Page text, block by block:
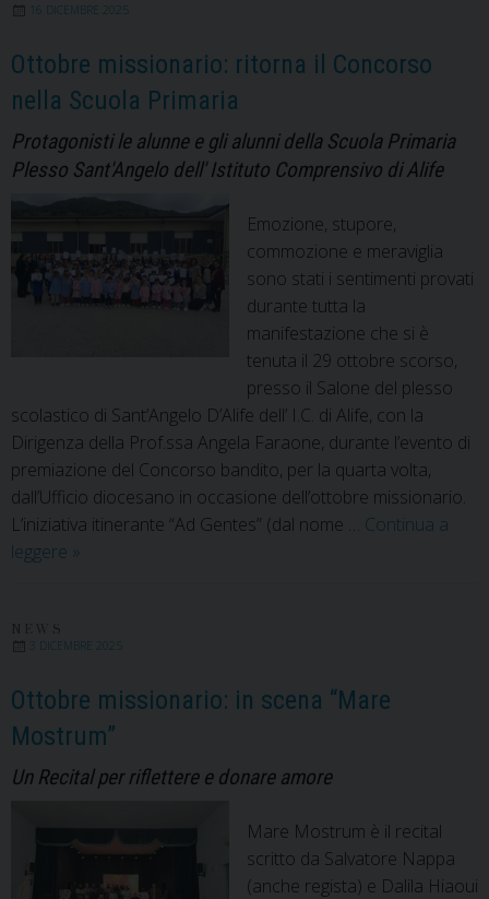
missionario
fra
la
sua
gente”
16 DICEMBRE 2025
Ottobre missionario: ritorna il Concorso
nella Scuola Primaria
Protagonisti le alunne e gli alunni della Scuola Primaria
Plesso Sant'Angelo dell' Istituto Comprensivo di Alife
Emozione, stupore,
commozione e meraviglia
sono stati i sentimenti provati
durante tutta la
manifestazione che si è
tenuta il 29 ottobre scorso,
presso il Salone del plesso
scolastico di Sant’Angelo D’Alife dell’ I.C. di Alife, con la
Dirigenza della Prof.ssa Angela Faraone, durante l’evento di
premiazione del Concorso bandito, per la quarta volta,
dall’Ufficio diocesano in occasione dell’ottobre missionario.
L’iniziativa itinerante “Ad Gentes” (dal nome … Continua a
leggere Ottobre
Scuola
Primaria
»
3 DICEMBRE 2025
Ottobre missionario: in scena “Mare
Mostrum”
Un Recital per riflettere e donare amore
Mare Mostrum è il recital
scritto da Salvatore Nappa
(anche regista) e Dalila Hiaoui